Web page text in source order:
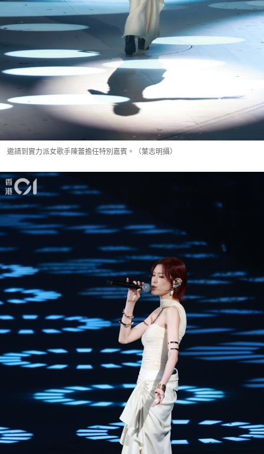
邀請到實力派女歌手陳蕾擔任特別嘉賓。（葉志明攝）